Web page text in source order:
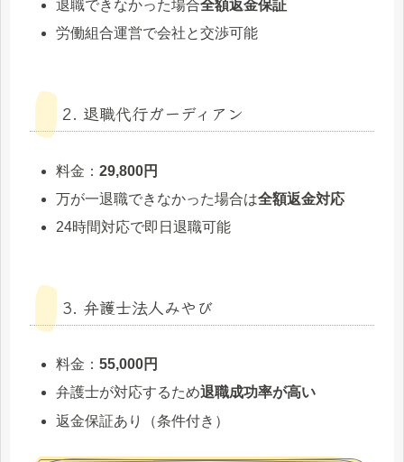
退職できなかった場合全額返金保証
労働組合運営で会社と交渉可能
2. 退職代行ガーディアン
料金：29,800円
万が一退職できなかった場合は全額返金対応
24時間対応で即日退職可能
3. 弁護士法人みやび
料金：55,000円
弁護士が対応するため退職成功率が高い
返金保証あり（条件付き）